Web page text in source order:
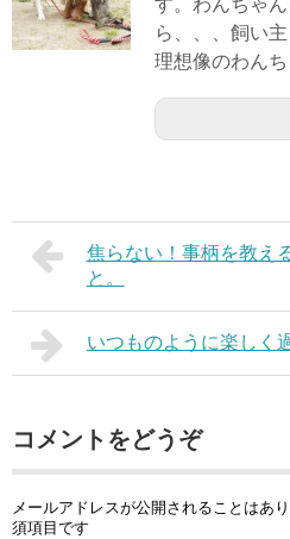
す。わんちゃ
ら、、、飼い
理想像のわん
焦らない！事柄を教え
と。
いつものように楽しく
コメントをどうぞ
メールアドレスが公開されることはあり
須項目です